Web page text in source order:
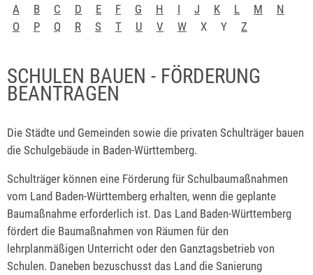
A
B C D E F G H I J K L M
N
O
P Q R S T U V W X Y Z
SCHULEN BAUEN - FÖRDERUNG
BEANTRAGEN
Die Städte und Gemeinden sowie die privaten Schulträger bauen
die Schulgebäude in Baden-Württemberg.
Schulträger können eine Förderung für Schulbaumaßnahmen
vom Land Baden-Württemberg erhalten, wenn die geplante
Baumaßnahme erforderlich ist. Das Land Baden-Württemberg
fördert die Baumaßnahmen von Räumen für den
lehrplanmäßigen Unterricht oder den Ganztagsbetrieb von
Schulen. Daneben bezuschusst das Land die Sanierung